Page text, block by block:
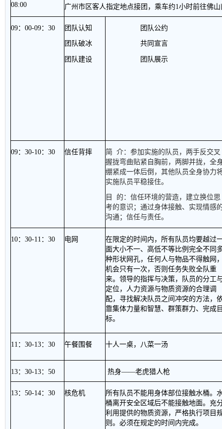
08:00 广州市区客人指定地点接团，乘车约1小时前往佛
09： 00-09： 30 团队认知
团队破冰
团队建设
团队公约
共同宣言
团队展示
09： 30-10： 30 信任背摔 简 介：参加实施的队员，两手反交叉
握拢弯曲贴紧自胸前，两脚并拢，全
绷紧成一体后倒，其他队员全身协力
实施队员平稳接住。
目
的：信任环境的营造，建立换位思
考的意识；通过身体接触、实现情感
沟通；信任与责任。
10： 30-11 ： 30 电网
在限定的时间内，所有队员均要越过
面大小不一、高低不等比例完全不同
种形状网孔，任何人与物品不得触网
机会只有一次，否则任务失败全队重
来。领导的指挥与决策，队员的分工
定位，人力资源与物质资源的合理调
配，寻找解决队员之间冲突的方法，
靠集体力量和智慧、群策群力、完成
标。
11 ： 30-13： 30 午餐围餐 十人一桌，八菜一汤
13： 30-13： 50 热身——老虎猎人枪
13： 50-14： 30 核危机
所有队员不能用身体部位接触水桶。
桶离开安全区域后不能接触地面。充
利用提供的物质资源，严格执行项目
则。必须在规定的时间内完成。